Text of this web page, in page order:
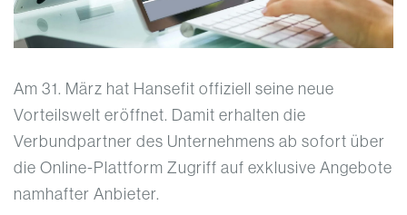
Am 31. März hat Hansefit offiziell seine neue
Vorteilswelt eröffnet. Damit erhalten die
Verbundpartner des Unternehmens ab sofort über
die Online-Plattform Zugriff auf exklusive Angebote
namhafter Anbieter.